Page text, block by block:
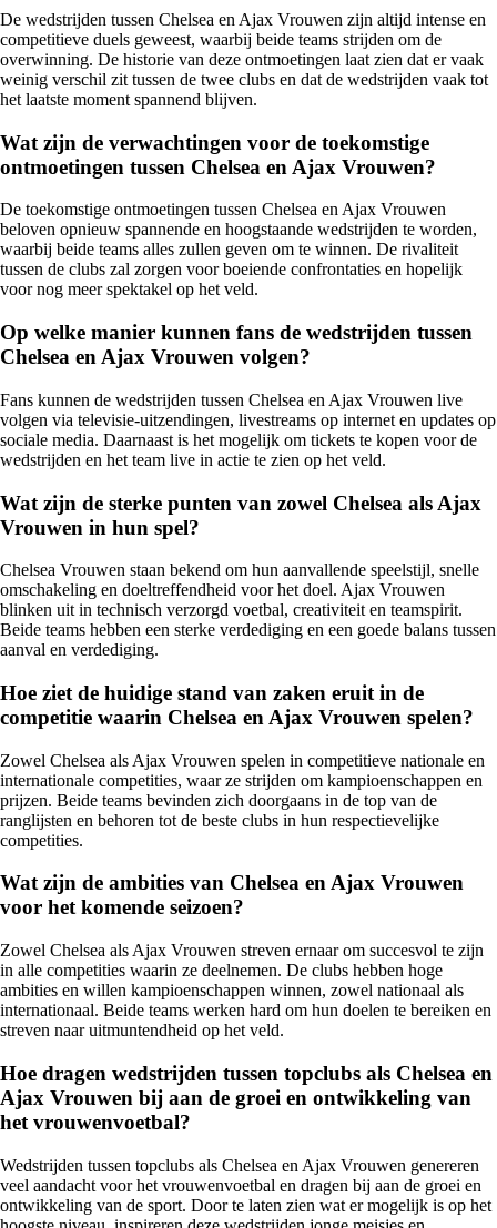
De wedstrijden tussen Chelsea en Ajax Vrouwen zijn altijd intense en
competitieve duels geweest, waarbij beide teams strijden om de
overwinning. De historie van deze ontmoetingen laat zien dat er vaak
weinig verschil zit tussen de twee clubs en dat de wedstrijden vaak tot
het laatste moment spannend blijven.
Wat zijn de verwachtingen voor de toekomstige
ontmoetingen tussen Chelsea en Ajax Vrouwen?
De toekomstige ontmoetingen tussen Chelsea en Ajax Vrouwen
beloven opnieuw spannende en hoogstaande wedstrijden te worden,
waarbij beide teams alles zullen geven om te winnen. De rivaliteit
tussen de clubs zal zorgen voor boeiende confrontaties en hopelijk
voor nog meer spektakel op het veld.
Op welke manier kunnen fans de wedstrijden tussen
Chelsea en Ajax Vrouwen volgen?
Fans kunnen de wedstrijden tussen Chelsea en Ajax Vrouwen live
volgen via televisie-uitzendingen, livestreams op internet en updates op
sociale media. Daarnaast is het mogelijk om tickets te kopen voor de
wedstrijden en het team live in actie te zien op het veld.
Wat zijn de sterke punten van zowel Chelsea als Ajax
Vrouwen in hun spel?
Chelsea Vrouwen staan bekend om hun aanvallende speelstijl, snelle
omschakeling en doeltreffendheid voor het doel. Ajax Vrouwen
blinken uit in technisch verzorgd voetbal, creativiteit en teamspirit.
Beide teams hebben een sterke verdediging en een goede balans tussen
aanval en verdediging.
Hoe ziet de huidige stand van zaken eruit in de
competitie waarin Chelsea en Ajax Vrouwen spelen?
Zowel Chelsea als Ajax Vrouwen spelen in competitieve nationale en
internationale competities, waar ze strijden om kampioenschappen en
prijzen. Beide teams bevinden zich doorgaans in de top van de
ranglijsten en behoren tot de beste clubs in hun respectievelijke
competities.
Wat zijn de ambities van Chelsea en Ajax Vrouwen
voor het komende seizoen?
Zowel Chelsea als Ajax Vrouwen streven ernaar om succesvol te zijn
in alle competities waarin ze deelnemen. De clubs hebben hoge
ambities en willen kampioenschappen winnen, zowel nationaal als
internationaal. Beide teams werken hard om hun doelen te bereiken en
streven naar uitmuntendheid op het veld.
Hoe dragen wedstrijden tussen topclubs als Chelsea en
Ajax Vrouwen bij aan de groei en ontwikkeling van
het vrouwenvoetbal?
Wedstrijden tussen topclubs als Chelsea en Ajax Vrouwen genereren
veel aandacht voor het vrouwenvoetbal en dragen bij aan de groei en
ontwikkeling van de sport. Door te laten zien wat er mogelijk is op het